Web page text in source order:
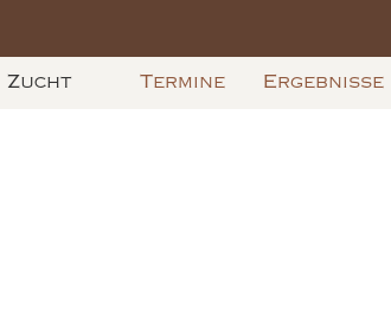
Zucht Termine Ergebnisse